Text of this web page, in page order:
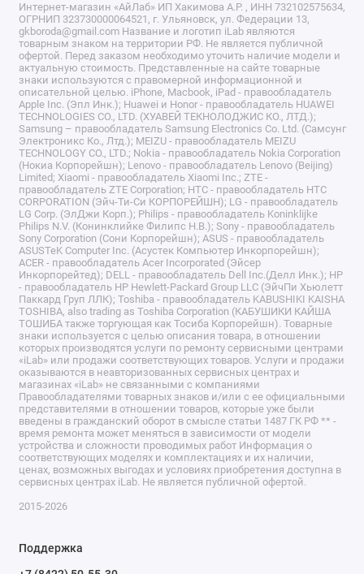
Интернет-магазин «АйЛаб» ИП Хакимова А.Р. , ИНН 732102575634,
ОГРНИП 323730000064521, г. Ульяновск, ул. Федерации 13,
gkboroda@gmail.com Название и логотип iLab являются
товарным знаком на территории РФ. Не является публичной
офертой. Перед заказом необходимо уточить наличие модели и
актуальную стоимость. Представленные на сайте товарные
знаки используются с правомерной информационной и
описательной целью. iPhone, Macbook, iPad - правообладатель
Apple Inc. (Эпл Инк.); Huawei и Honor - правообладатель HUAWEI
TECHNOLOGIES CO., LTD. (ХУАВЕЙ ТЕКНОЛОДЖИС КО., ЛТД.);
Samsung – правообладатель Samsung Electronics Co. Ltd. (Самсунг
Электроникс Ко., Лтд.); MEIZU - правообладатель MEIZU
TECHNOLOGY CO., LTD.; Nokia - правообладатель Nokia Corporation
(Нокиа Корпорейшн); Lenovo - правообладатель Lenovo (Beijing)
Limited; Xiaomi - правообладатель Xiaomi Inc.; ZTE -
правообладатель ZTE Corporation; HTC - правообладатель HTC
CORPORATION (Эйч-Ти-Си КОРПОРЕЙШН); LG - правообладатель
LG Corp. (ЭлДжи Корп.); Philips - правообладатель Koninklijke
Philips N.V. (Конинклийке Филипс Н.В.); Sony - правообладатель
Sony Corporation (Сони Корпорейшн); ASUS - правообладатель
ASUSTeK Computer Inc. (Асустек Компьютер Инкорпорейшн);
ACER - правообладатель Acer Incorporated (Эйсер
Инкорпорейтед); DELL - правообладатель Dell Inc.(Делл Инк.); HP
- правообладатель HP Hewlett-Packard Group LLC (ЭйчПи Хьюлетт
Паккард Груп ЛЛК); Toshiba - правообладатель KABUSHIKI KAISHA
TOSHIBA, also trading as Toshiba Corporation (КАБУШИКИ КАЙША
ТОШИБА также торгующая как Тосиба Корпорейшн). Товарные
знаки используется с целью описания товара, в отношении
которых производятся услуги по ремонту сервисными центрами
«iLab» или продажи соответствующих товаров. Услуги и продажи
оказываются в неавторизованных сервисных центрах и
магазинах «iLab» не связанными с компаниями
Правообладателями товарных знаков и/или с ее официальными
представителями в отношении товаров, которые уже были
введены в гражданский оборот в смысле статьи 1487 ГК РФ ** -
время ремонта может меняться в зависимости от модели
устройства и сложности проводимых работ Информация о
соответствующих моделях и комплектациях и их наличии,
ценах, возможных выгодах и условиях приобретения доступна в
сервисных центрах iLab. Не является публичной офертой.
2015-2026
Поддержка